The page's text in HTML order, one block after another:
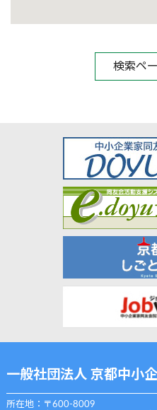
検索ペ
一般社団法人 京都中小
所在地：〒600-8009